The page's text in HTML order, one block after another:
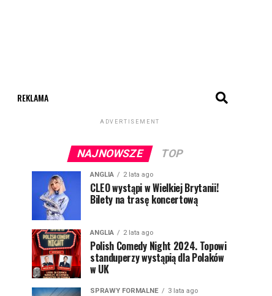
REKLAMA
ADVERTISEMENT
NAJNOWSZE TOP
ANGLIA 2 lata ago
CLEO wystąpi w Wielkiej Brytanii!
Bilety na trasę koncertową
ANGLIA 2 lata ago
Polish Comedy Night 2024. Topowi
standuperzy wystąpią dla Polaków
w UK
SPRAWY FORMALNE 3 lata ago